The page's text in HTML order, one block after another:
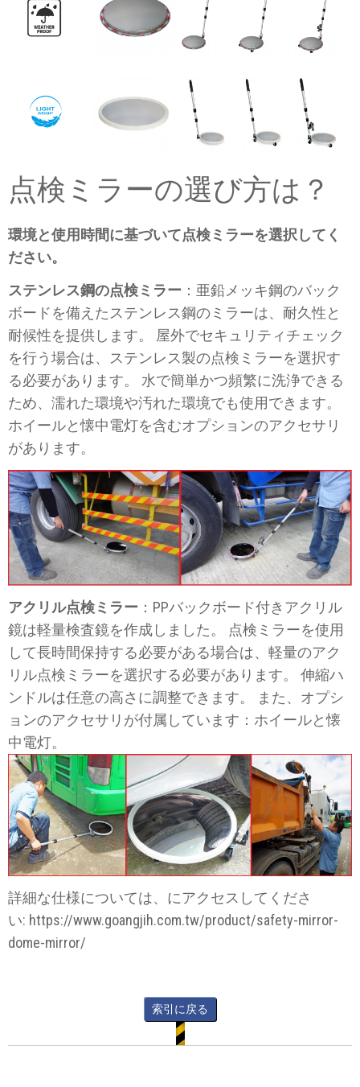
点検ミラーの選び方は？
環境と使用時間に基づいて点検ミラーを選択してく
ださい。
ステンレス鋼の点検ミラー ：亜鉛メッキ鋼のバック
ボードを備えたステンレス鋼のミラーは、耐久性と
耐候性を提供します。 屋外でセキュリティチェック
を行う場合は、ステンレス製の点検ミラーを選択す
る必要があります。 水で簡単かつ頻繁に洗浄できる
ため、濡れた環境や汚れた環境でも使用できます。
ホイールと懐中電灯を含むオプションのアクセサリ
があります。
アクリル点検ミラー ：PPバックボード付きアクリル
鏡は軽量検査鏡を作成しました。 点検ミラーを使用
して長時間保持する必要がある場合は、軽量のアク
リル点検ミラーを選択する必要があります。 伸縮ハ
ンドルは任意の高さに調整できます。 また、オプシ
ョンのアクセサリが付属しています：ホイールと懐
中電灯。
詳細な仕様については、にアクセスしてくださ
い: https://www.goangjih.com.tw/product/safety-mirror-
dome-mirror/
索引に戻る